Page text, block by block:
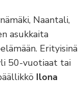
Naantali,
asukkaita
Erityisinä
50-vuotiaat tai
Ilona